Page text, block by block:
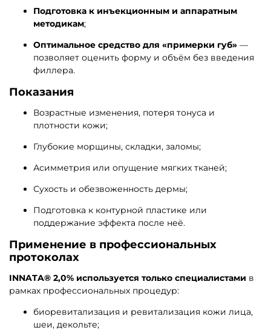
Подготовка к инъекционным и аппаратным
методикам;
Оптимальное средство для «примерки губ» —
позволяет оценить форму и объём без введения
филлера.
Показания
Возрастные изменения, потеря тонуса и
плотности кожи;
Глубокие морщины, складки, заломы;
Асимметрия или опущение мягких тканей;
Сухость и обезвоженность дермы;
Подготовка к контурной пластике или
поддержание эффекта после неё.
Применение в профессиональных
протоколах
INNATA® 2,0% используется только специалистами в
рамках профессиональных процедур:
биоревитализация и ревитализация кожи лица,
шеи, декольте;